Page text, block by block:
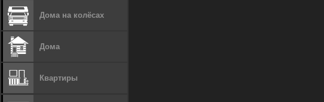
Дома на колёсах
Дома
Квартиры